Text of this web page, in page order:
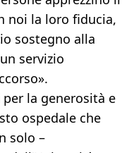
noi la loro fiducia,
sostegno alla
servizio
la generosità e
ospedale che
solo –